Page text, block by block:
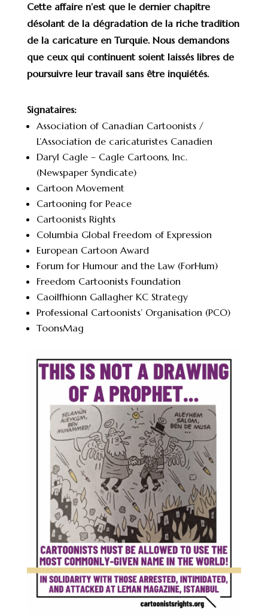
Cette affaire n’est que le dernier chapitre
désolant de la dégradation de la riche tradition
de la caricature en Turquie. Nous demandons
que ceux qui continuent soient laissés libres de
poursuivre leur travail sans être inquiétés.
Signataires:
Association of Canadian Cartoonists /
L’Association de caricaturistes Canadien
Daryl Cagle – Cagle Cartoons, Inc.
(Newspaper Syndicate)
Cartoon Movement
Cartooning for Peace
Cartoonists Rights
Columbia Global Freedom of Expression
European Cartoon Award
Forum for Humour and the Law (ForHum)
Freedom Cartoonists Foundation
Caoilfhionn Gallagher KC Strategy
Professional Cartoonists’ Organisation (PCO)
ToonsMag